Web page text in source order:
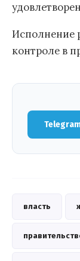
Исполнение
контроле в
власть